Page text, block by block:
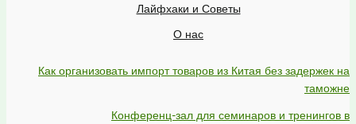
Лайфхаки и Советы
О нас
Как организовать импорт товаров из Китая без задержек на
таможне
Конференц-зал для семинаров и тренингов в